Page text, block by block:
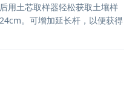
用土芯取样器轻松获取土壤样
。可增加延长杆，以便获得